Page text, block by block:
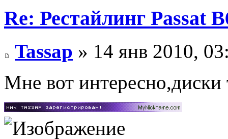
Re: Рестайлинг Passat
Tassap » 14 янв 2010,
Мне вот интересно,диски